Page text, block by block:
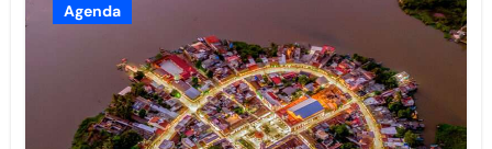
Agenda